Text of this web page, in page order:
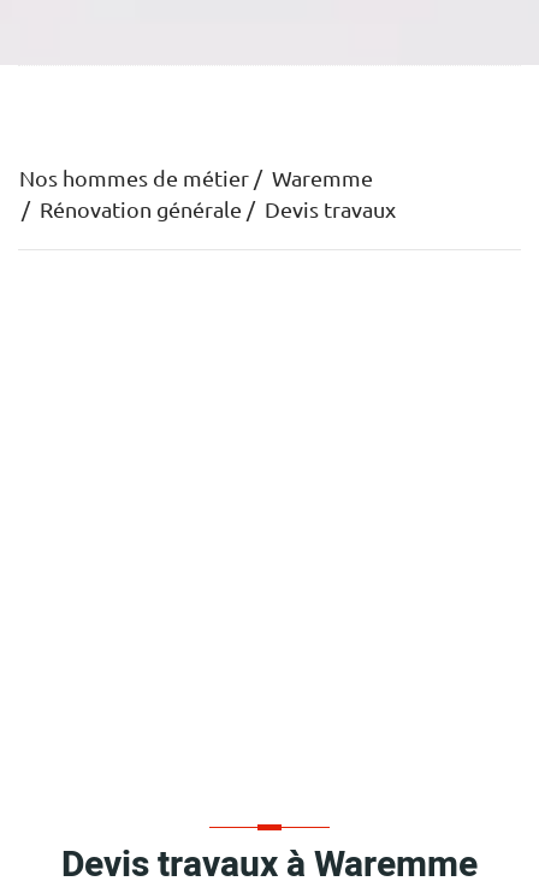
Nos hommes de métier
Waremme
Rénovation générale
Devis travaux
Devis travaux à Waremme